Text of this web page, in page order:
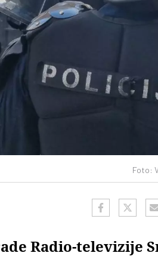
Foto:
Radio-televizije